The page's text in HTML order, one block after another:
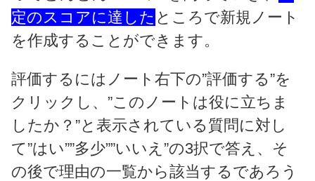
定のスコアに達した ところで新規ノート
を作成することができます。
評価するにはノート右下の”評価する”を
クリックし、”このノートは役に立ちま
したか？”と表示されている質問に対し
て”はい””多少””いいえ”の3択で答え、そ
の後で理由の一覧から該当するであろう